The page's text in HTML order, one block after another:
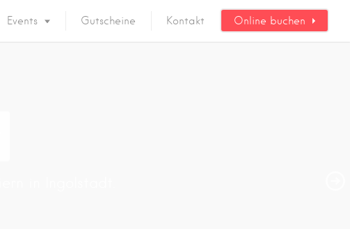
Events Gutscheine Kontakt Online buchen